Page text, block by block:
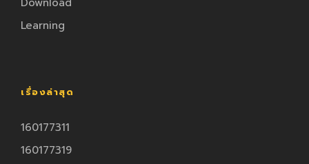
Learning
เรื่องล่าสุด
160177311
160177319